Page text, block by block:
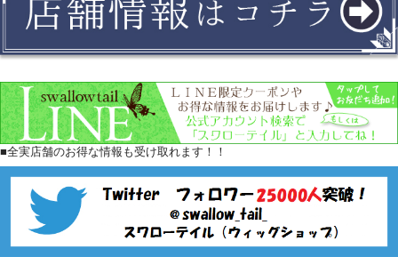
■全実店舗のお得な情報も受け取れます！！